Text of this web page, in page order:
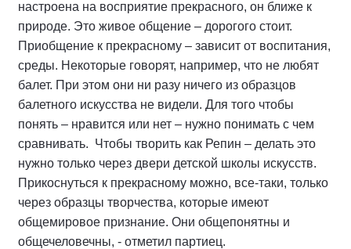
настроена на восприятие прекрасного, он ближе к
природе. Это живое общение – дорогого стоит.
Приобщение к прекрасному – зависит от воспитания,
среды. Некоторые говорят, например, что не любят
балет. При этом они ни разу ничего из образцов
балетного искусства не видели. Для того чтобы
понять – нравится или нет – нужно понимать с чем
сравнивать. Чтобы творить как Репин – делать это
нужно только через двери детской школы искусств.
Прикоснуться к прекрасному можно, все-таки, только
через образцы творчества, которые имеют
общемировое признание. Они общепонятны и
общечеловечны, - отметил партиец.